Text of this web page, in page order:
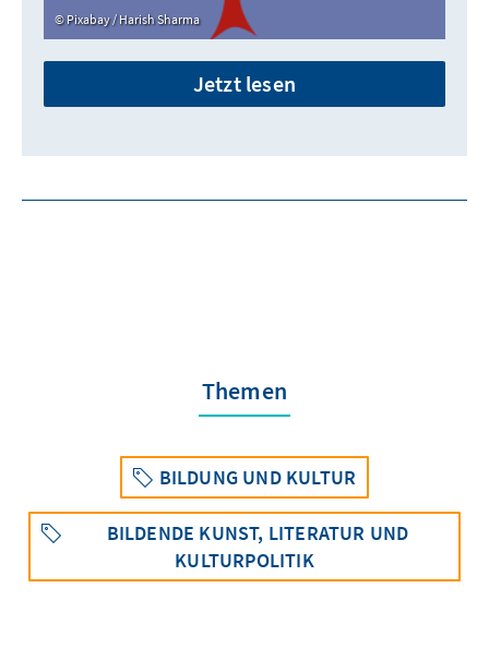
Pixabay / Harish Sharma
Jetzt lesen
Themen
BILDUNG UND KULTUR
BILDENDE KUNST, LITERATUR UND
KULTURPOLITIK